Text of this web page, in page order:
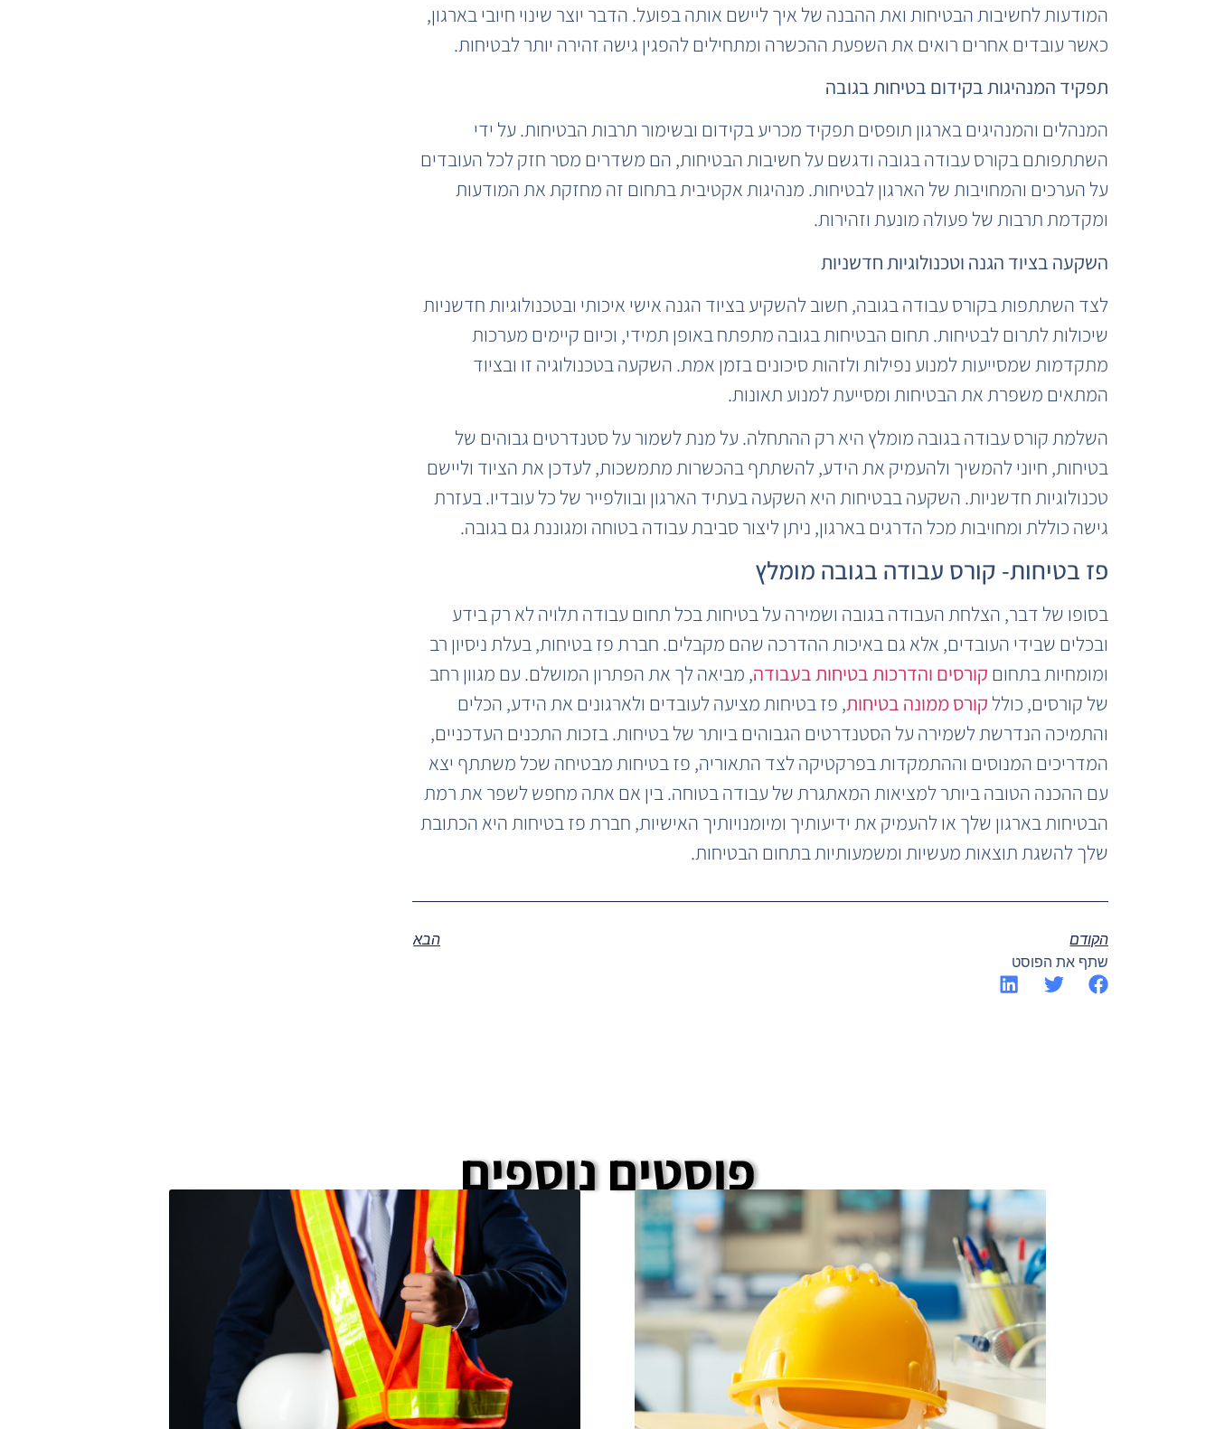
המודעות לחשיבות הבטיחות ואת ההבנה של איך ליישם אותה בפועל. הדבר יוצר שינוי חיובי בארגון,
כאשר עובדים אחרים רואים את השפעת ההכשרה ומתחילים להפגין גישה זהירה יותר לבטיחות.
תפקיד המנהיגות בקידום בטיחות בגובה
המנהלים והמנהיגים בארגון תופסים תפקיד מכריע בקידום ובשימור תרבות הבטיחות. על ידי
השתתפותם בקורס עבודה בגובה ודגשם על חשיבות הבטיחות, הם משדרים מסר חזק לכל העובדים
על הערכים והמחויבות של הארגון לבטיחות. מנהיגות אקטיבית בתחום זה מחזקת את המודעות
ומקדמת תרבות של פעולה מונעת וזהירות.
השקעה בציוד הגנה וטכנולוגיות חדשניות
לצד השתתפות בקורס עבודה בגובה, חשוב להשקיע בציוד הגנה אישי איכותי ובטכנולוגיות חדשניות
שיכולות לתרום לבטיחות. תחום הבטיחות בגובה מתפתח באופן תמידי, וכיום קיימים מערכות
מתקדמות שמסייעות למנוע נפילות ולזהות סיכונים בזמן אמת. השקעה בטכנולוגיה זו ובציוד
המתאים משפרת את הבטיחות ומסייעת למנוע תאונות.
השלמת קורס עבודה בגובה מומלץ היא רק ההתחלה. על מנת לשמור על סטנדרטים גבוהים של
בטיחות, חיוני להמשיך ולהעמיק את הידע, להשתתף בהכשרות מתמשכות, לעדכן את הציוד וליישם
טכנולוגיות חדשניות. השקעה בבטיחות היא השקעה בעתיד הארגון ובוולפייר של כל עובדיו. בעזרת
גישה כוללת ומחויבות מכל הדרגים בארגון, ניתן ליצור סביבת עבודה בטוחה ומגוננת גם בגובה.
פז בטיחות- קורס עבודה בגובה מומלץ
בסופו של דבר, הצלחת העבודה בגובה ושמירה על בטיחות בכל תחום עבודה תלויה לא רק בידע
ובכלים שבידי העובדים, אלא גם באיכות ההדרכה שהם מקבלים. חברת פז בטיחות, בעלת ניסיון רב
ומומחיות בתחום קורסים והדרכות בטיחות בעבודה, מביאה לך את הפתרון המושלם. עם מגוון רחב
של קורסים, כולל קורס ממונה בטיחות, פז בטיחות מציעה לעובדים ולארגונים את הידע, הכלים
והתמיכה הנדרשת לשמירה על הסטנדרטים הגבוהים ביותר של בטיחות. בזכות התכנים העדכניים,
המדריכים המנוסים וההתמקדות בפרקטיקה לצד התאוריה, פז בטיחות מבטיחה שכל משתתף יצא
עם ההכנה הטובה ביותר למציאות המאתגרת של עבודה בטוחה. בין אם אתה מחפש לשפר את רמת
הבטיחות בארגון שלך או להעמיק את ידיעותיך ומיומנויותיך האישיות, חברת פז בטיחות היא הכתובת
שלך להשגת תוצאות מעשיות ומשמעותיות בתחום הבטיחות.
הקודם
הבא
שתף את הפוסט
פוסטים נוספים